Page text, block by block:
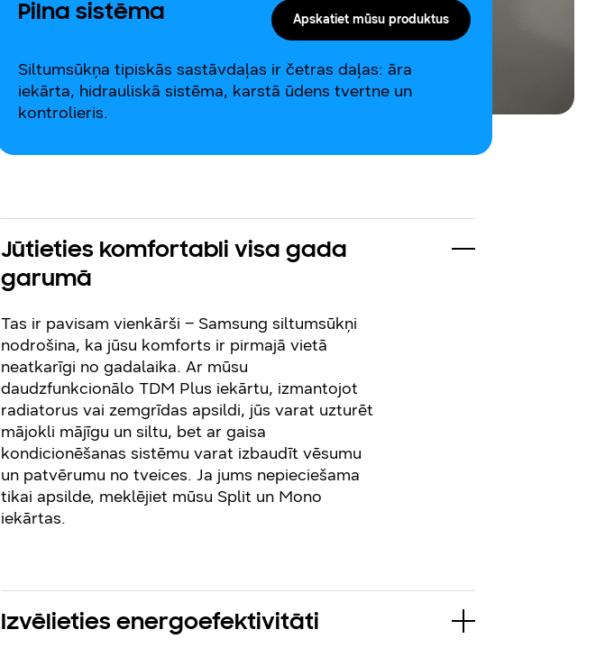
Pilna sistēma
Siltumsūkņa tipiskās sastāvdaļas ir četras daļas: āra
iekārta, hidrauliskā sistēma, karstā ūdens tvertne un
kontrolieris.
Apskatiet mūsu produktus
Jūtieties komfortabli visa gada
garumā
Tas ir pavisam vienkārši – Samsung siltumsūkņi
nodrošina, ka jūsu komforts ir pirmajā vietā
neatkarīgi no gadalaika. Ar mūsu
daudzfunkcionālo TDM Plus iekārtu, izmantojot
radiatorus vai zemgrīdas apsildi, jūs varat uzturēt
mājokli mājīgu un siltu, bet ar gaisa
kondicionēšanas sistēmu varat izbaudīt vēsumu
un patvērumu no tveices. Ja jums nepieciešama
tikai apsilde, meklējiet mūsu Split un Mono
iekārtas.
Izvēlieties energoefektivitāti